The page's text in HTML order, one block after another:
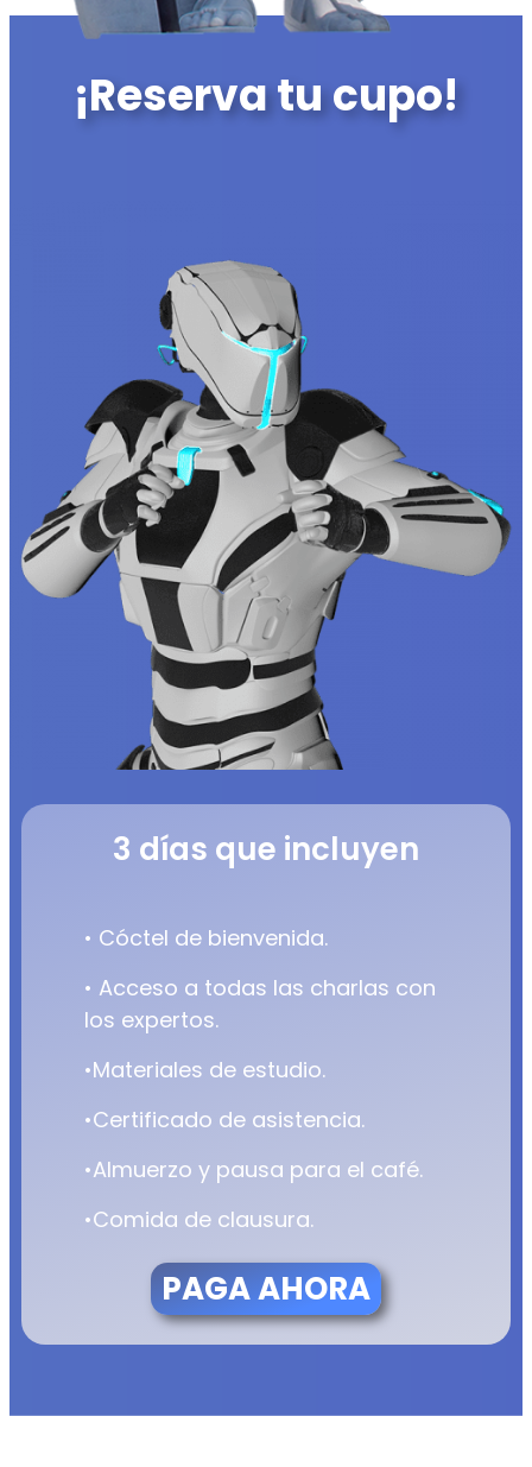
¡Reserva tu cupo!
3 días que incluyen
• Cóctel de bienvenida.
• Acceso a todas las charlas con
los expertos.
•Materiales de estudio.
•Certificado de asistencia.
•Almuerzo y pausa para el café.
•Comida de clausura.
PAGA AHORA